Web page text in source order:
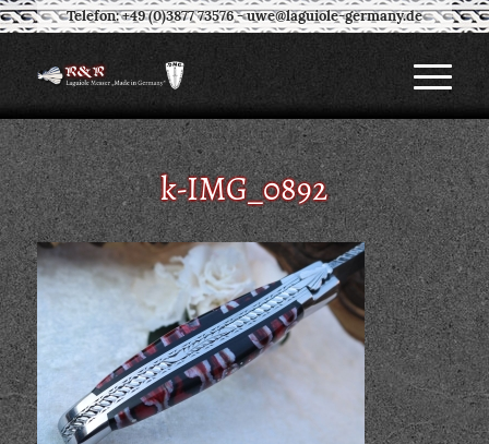
Telefon: +49 (0)3877 73576-uwe@laguiole-germany.de
k-IMG_0892